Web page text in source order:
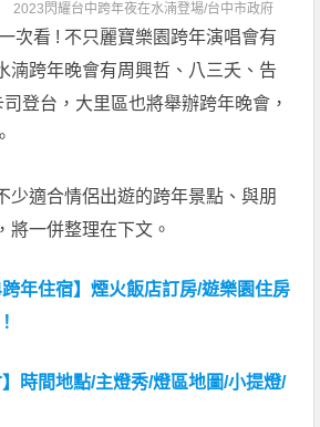
2023閃耀台中跨年夜在水湳登場/台中市政府
次看 ! 不只麗寶樂園跨年演唱會有
湳跨年晚會有周興哲、八三夭、告
登台，大里區也將舉辦跨年晚會，
少適合情侶出遊的跨年景點、與朋
將一併整理在下文。
跨年住宿】煙火飯店訂房/遊樂園住房
】時間地點/主燈秀/燈區地圖/小提燈/